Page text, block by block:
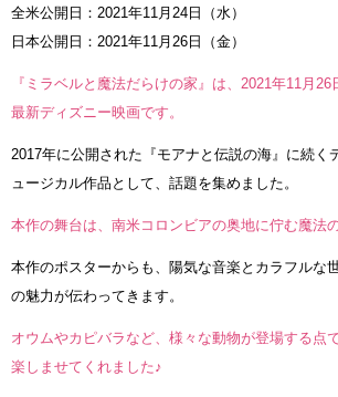
全米公開日：2021年11月24日（水）
日本公開日：2021年11月26日（金）
『ミラベルと魔法だらけの家』は、2021年11月
最新ディズニー映画です。
2017年に公開された『モアナと伝説の海』に続く
ュージカル作品として、話題を集めました。
本作の舞台は、南米コロンビアの奥地に佇む魔法の
本作のポスターからも、陽気な音楽とカラフルな
の魅力が伝わってきます。
オウムやカピバラなど、様々な動物が登場する点
楽しませてくれました♪